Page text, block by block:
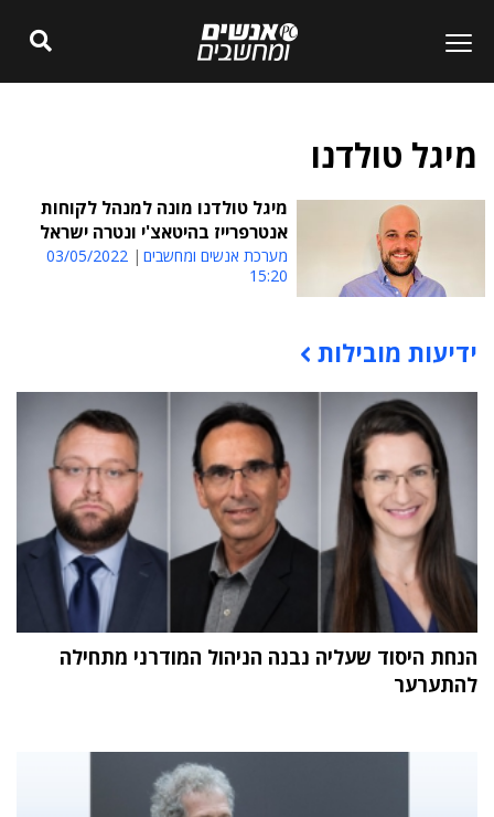
מיגל טולדנו
מיגל טולדנו מונה למנהל לקוחות
אנטרפרייז בהיטאצ'י ונטרה ישראל
מערכת אנשים ומחשבים
03/05/2022
15:20
תוכן פרסומי
ידיעות מובילות
הנחת היסוד שעליה נבנה הניהול המודרני מתחילה
להתערער